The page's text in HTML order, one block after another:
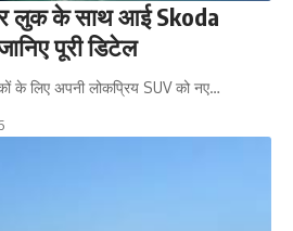
लुक के साथ आई Skoda
पूरी डिटेल
के लिए अपनी लोकप्रिय SUV को नए…